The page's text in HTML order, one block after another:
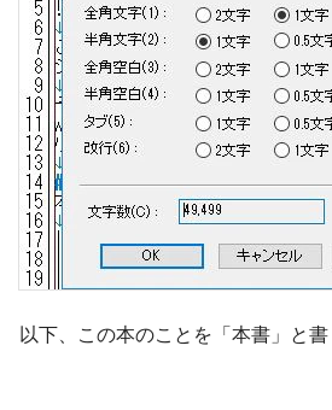
以下、この本のことを「本書」と書